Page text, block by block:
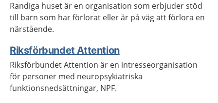
Randiga huset är en organisation som erbjuder stöd
till barn som har förlorat eller är på väg att förlora en
närstående.
Riksförbundet Attention
Riksförbundet Attention är en intresseorganisation
för personer med neuropsykiatriska
funktionsnedsättningar, NPF.